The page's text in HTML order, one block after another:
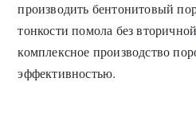
производить бентонитовый
тонкости помола без
комплексное производство
эффективностью.